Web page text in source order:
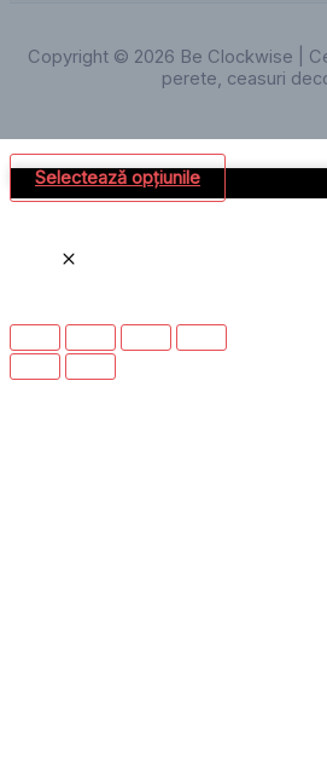
Copyright © 2026 Be Clockwise |
perete, ceasuri
Selectează opțiunile